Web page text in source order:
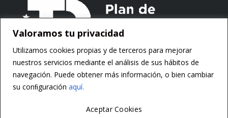
Valoramos tu privacidad
Utilizamos cookies propias y de terceros para mejorar
nuestros servicios mediante el análisis de sus hábitos de
navegación. Puede obtener más información, o bien cambiar
su conﬁguración aquí.
Aceptar Cookies